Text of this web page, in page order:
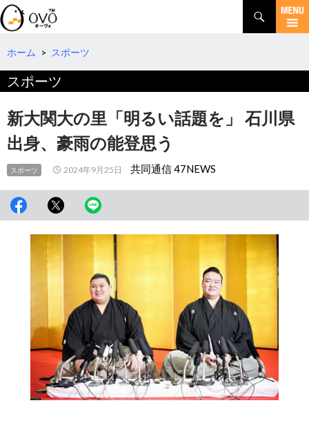
検
索
コ
テ
へ
移
動
ホーム > スポーツ
スポーツ
新大関大の里「明るい話題を」 石川県
出身、豪雨の能登思う
スポーツ 2024年9月25日 共同通信 47NEWS